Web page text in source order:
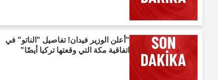
"أعلن الوزير فيدان! تفاصيل "الناتو" في
اتفاقية مكة التي وقعتها تركيا أيضًا"